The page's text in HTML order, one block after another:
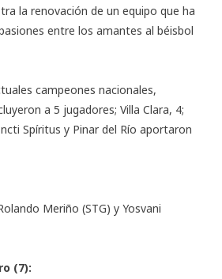
la renovación de un equipo que ha
entre los amantes al béisbol
campeones nacionales,
a 5 jugadores; Villa Clara, 4;
Spíritus y Pinar del Río aportaron
Meriño (STG) y Yosvani
(7):